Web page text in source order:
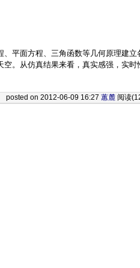
平面方程、三角函数等几何原理建
。从仿真结果来看，真实感强，实
posted on 2012-06-09 16:27 蕙麓 阅读